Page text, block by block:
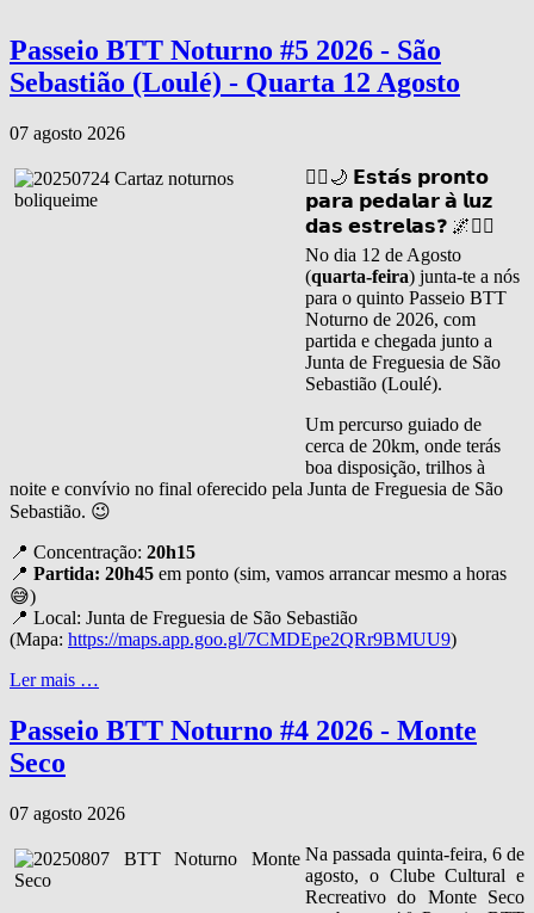
Passeio BTT Noturno #5 2026 - São
Sebastião (Loulé) - Quarta 12 Agosto
07 agosto 2026
🚴‍♂️🌙 𝗘𝘀𝘁𝗮́𝘀 𝗽𝗿𝗼𝗻𝘁𝗼
𝗽𝗮𝗿𝗮 𝗽𝗲𝗱𝗮𝗹𝗮𝗿 𝗮̀ 𝗹𝘂𝘇
𝗱𝗮𝘀 𝗲𝘀𝘁𝗿𝗲𝗹𝗮𝘀❓ 🌌🚴‍♀️
No dia 12 de Agosto
(quarta-feira) junta-te a nós
para o quinto Passeio BTT
Noturno de 2026, com
partida e chegada junto a
Junta de Freguesia de São
Sebastião (Loulé).
Um percurso guiado de
cerca de 20km, onde terás
boa disposição, trilhos à
noite e convívio no final oferecido pela Junta de Freguesia de São
Sebastião. 😉
📍 Concentração: 20h15
📍 Partida: 20h45 em ponto (sim, vamos arrancar mesmo a horas
😅)
📍 Local: Junta de Freguesia de São Sebastião
(Mapa: https://maps.app.goo.gl/7CMDEpe2QRr9BMUU9)
Ler mais …
Passeio BTT Noturno #4 2026 - Monte
Seco
07 agosto 2026
Na passada quinta‑feira, 6 de
agosto, o Clube Cultural e
Recreativo do Monte Seco